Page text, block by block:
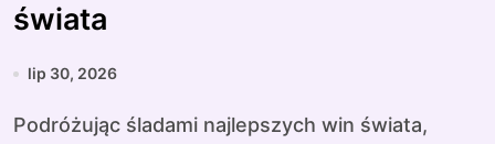
świata
lip 30, 2026
Podróżując śladami najlepszych win świata,